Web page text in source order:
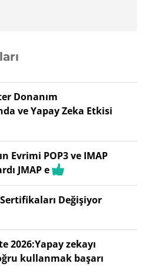
Donanım
ve Yapay Zeka Etkisi
Evrimi POP3 ve IMAP
JMAP e
Sertifikaları Değişiyor
2026:Yapay zekayı
kullanmak başarı